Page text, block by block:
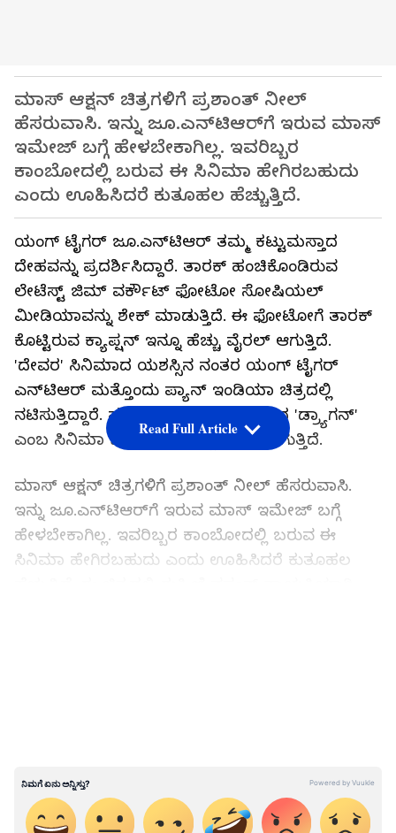
ಮಾಸ್ ಆಕ್ಷನ್ ಚಿತ್ರಗಳಿಗೆ ಪ್ರಶಾಂತ್ ನೀಲ್
ಹೆಸರುವಾಸಿ. ಇನ್ನು ಜೂ.ಎನ್‌ಟಿಆರ್‌ಗೆ ಇರುವ ಮಾಸ್
ಇಮೇಜ್ ಬಗ್ಗೆ ಹೇಳಬೇಕಾಗಿಲ್ಲ. ಇವರಿಬ್ಬರ
ಕಾಂಬೋದಲ್ಲಿ ಬರುವ ಈ ಸಿನಿಮಾ ಹೇಗಿರಬಹುದು
ಎಂದು ಊಹಿಸಿದರೆ ಕುತೂಹಲ ಹೆಚ್ಚುತ್ತಿದೆ.
ಯಂಗ್ ಟೈಗರ್ ಜೂ.ಎನ್‌ಟಿಆರ್ ತಮ್ಮ ಕಟ್ಟುಮಸ್ತಾದ
ದೇಹವನ್ನು ಪ್ರದರ್ಶಿಸಿದ್ದಾರೆ. ತಾರಕ್ ಹಂಚಿಕೊಂಡಿರುವ
ಲೇಟೆಸ್ಟ್ ಜಿಮ್ ವರ್ಕೌಟ್ ಫೋಟೋ ಸೋಷಿಯಲ್
ಮೀಡಿಯಾವನ್ನು ಶೇಕ್ ಮಾಡುತ್ತಿದೆ. ಈ ಫೋಟೋಗೆ ತಾರಕ್
ಕೊಟ್ಟಿರುವ ಕ್ಯಾಪ್ಷನ್ ಇನ್ನೂ ಹೆಚ್ಚು ವೈರಲ್ ಆಗುತ್ತಿದೆ.
'ದೇವರ' ಸಿನಿಮಾದ ಯಶಸ್ಸಿನ ನಂತರ ಯಂಗ್ ಟೈಗರ್
ಎನ್‌ಟಿಆರ್ ಮತ್ತೊಂದು ಪ್ಯಾನ್ ಇಂಡಿಯಾ ಚಿತ್ರದಲ್ಲಿ
ನಟಿಸುತ್ತಿದ್ದಾರೆ. ಪ್ರಶಾಂತ್ ನೀಲ್ ನಿರ್ದೇಶನದ 'ಡ್ರ್ಯಾಗನ್'
ಎಂಬ ಸಿನಿಮಾ ಭಾರಿ ಬಜೆಟ್‌ನಲ್ಲಿ ತಯಾರಾಗುತ್ತಿದೆ.
ಮಾಸ್ ಆಕ್ಷನ್ ಚಿತ್ರಗಳಿಗೆ ಪ್ರಶಾಂತ್ ನೀಲ್ ಹೆಸರುವಾಸಿ.
ಇನ್ನು ಜೂ.ಎನ್‌ಟಿಆರ್‌ಗೆ ಇರುವ ಮಾಸ್ ಇಮೇಜ್ ಬಗ್ಗೆ
ಹೇಳಬೇಕಾಗಿಲ್ಲ. ಇವರಿಬ್ಬರ ಕಾಂಬೋದಲ್ಲಿ ಬರುವ ಈ
ಸಿನಿಮಾ ಹೇಗಿರಬಹುದು ಎಂದು ಊಹಿಸಿದರೆ ಕುತೂಹಲ
ನಡೆದಿತ್ತು. ಇತ್ತೀಚೆಗೆ ತಾರಕ್ ಕೆಲವು ಕಾರ್ಯಕ್ರಮಗಳಲ್ಲಿ
ಕಾಣಿಸಿಕೊಂಡಾಗ, ಅವರ ಮುಖವು ತುಂಬಾ ಸಣ್ಣದಾದಂತೆ
ಮತ್ತು ಕಳೆಗುಂದಿದಂತೆ ಕಾಣಿಸುತ್ತಿತ್ತು. ಇದರಿಂದ ತಾರಕ್ ತಮ್ಮ
Read Full Article